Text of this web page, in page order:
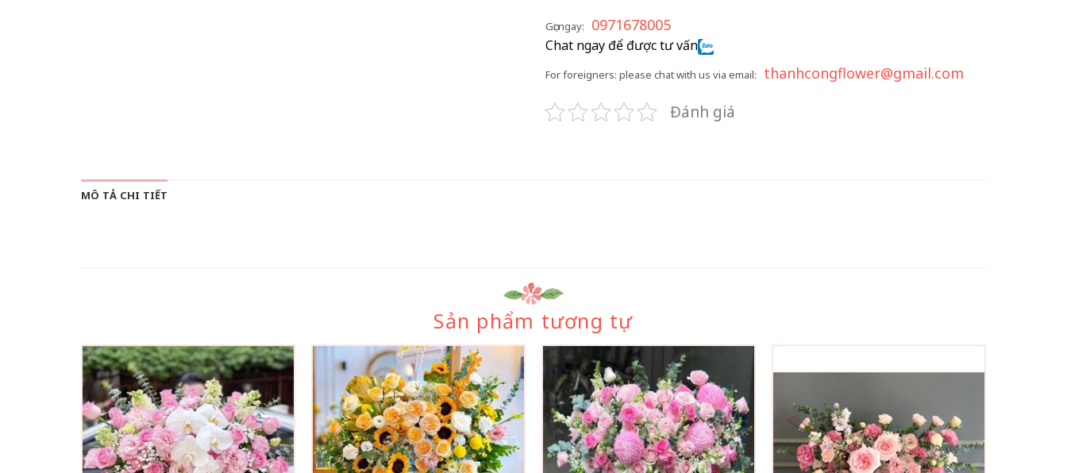
Gọi ngay: 0971678005
Chat ngay để được tư vấn
For foreigners: please chat with us via email: thanhcongflower@gmail.com
Đánh giá
MÔ TẢ CHI TIẾT
Sản phẩm tương tự